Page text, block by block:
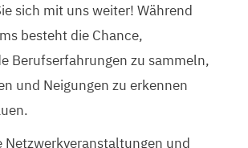
sich mit uns weiter! Während
besteht die Chance,
Berufserfahrungen zu sammeln,
und Neigungen zu erkennen
Netzwerkveranstaltungen und